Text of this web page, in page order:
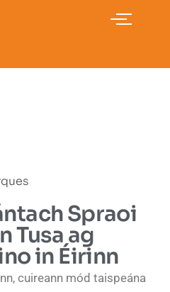
Spraoi
Tusa ag
in Éirinn
cuireann mód taispeána